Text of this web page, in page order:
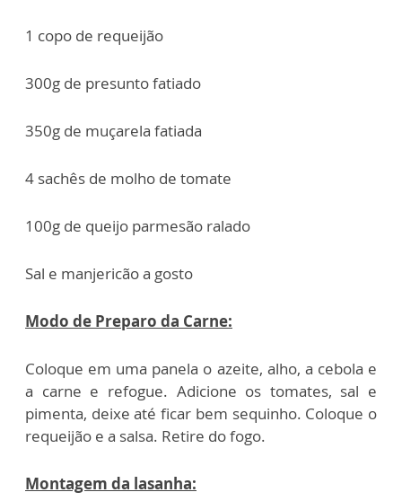
1 copo de requeijão
300g de presunto fatiado
350g de muçarela fatiada
4 sachês de molho de tomate
100g de queijo parmesão ralado
Sal e manjericão a gosto
Modo de Preparo da Carne:
Coloque em uma panela o azeite, alho, a cebola e
a carne e refogue. Adicione os tomates, sal e
pimenta, deixe até ficar bem sequinho. Coloque o
requeijão e a salsa. Retire do fogo.
Montagem da lasanha: